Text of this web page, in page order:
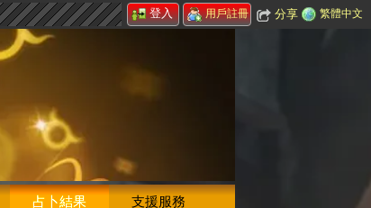
登入 用戶註冊 分享 繁體中文
占卜結果 支援服務